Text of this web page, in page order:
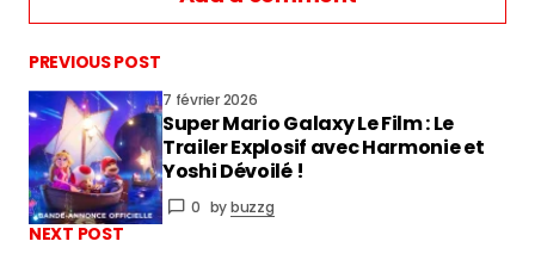
vous connecter
PREVIOUS POST
7 février 2026
Super Mario Galaxy Le Film : Le
Trailer Explosif avec Harmonie et
Yoshi Dévoilé !
0 bybuzzg
NEXT POST